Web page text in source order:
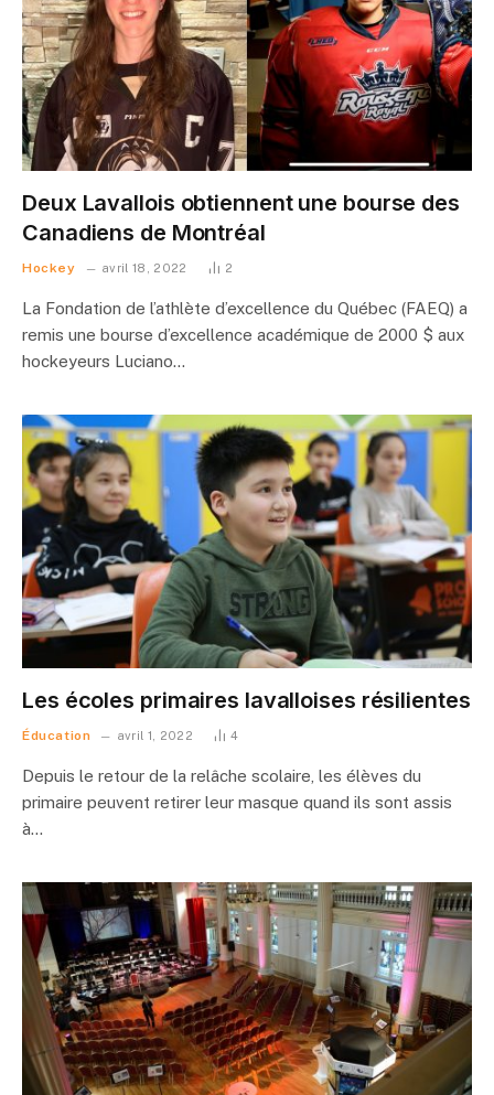
Deux Lavallois obtiennent une bourse des
Canadiens de Montréal
Hockey avril 18, 2022 2
La Fondation de l’athlète d’excellence du Québec (FAEQ) a
remis une bourse d’excellence académique de 2000 $ aux
hockeyeurs Luciano…
Les écoles primaires lavalloises résilientes
Éducation avril 1, 2022 4
Depuis le retour de la relâche scolaire, les élèves du
primaire peuvent retirer leur masque quand ils sont assis
à…